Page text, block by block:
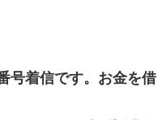
号着信です。お金を借